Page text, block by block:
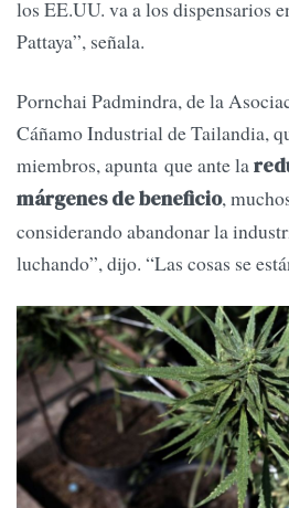
los EE.UU. va a los dispensarios
Pattaya”, señala.
Pornchai Padmindra, de la
Cáñamo Industrial de Tailandia,
miembros, apunta que ante la
márgenes de beneficio,
considerando abandonar la
luchando”, dijo. “Las cosas se